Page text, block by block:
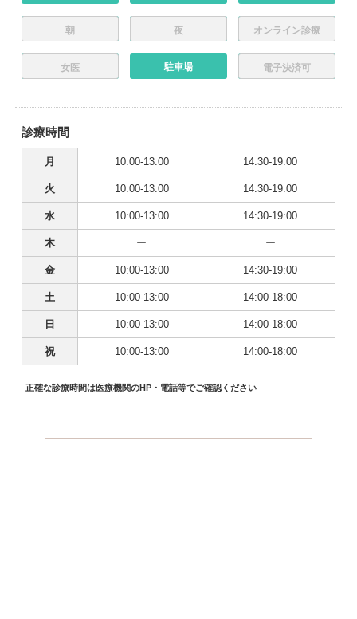
朝 夜 オンライン診療
女医 駐車場 電子決済可
診療時間
月 10:00-13:00 14:30-19:00
火 10:00-13:00 14:30-19:00
水 10:00-13:00 14:30-19:00
木 ー ー
金 10:00-13:00 14:30-19:00
土 10:00-13:00 14:00-18:00
日 10:00-13:00 14:00-18:00
祝 10:00-13:00 14:00-18:00
正確な診療時間は医療機関のHP・電話等でご確認ください